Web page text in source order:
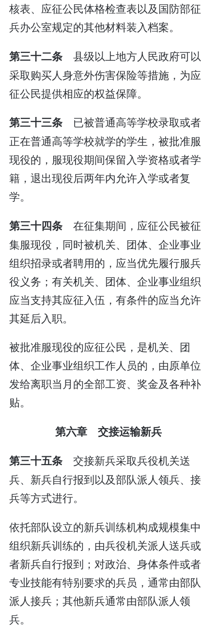
核表、应征公民体格检查表以及国防部征
兵办公室规定的其他材料装入档案。
第三十二条 县级以上地方人民政府可以
采取购买人身意外伤害保险等措施，为应
征公民提供相应的权益保障。
第三十三条 已被普通高等学校录取或者
正在普通高等学校就学的学生，被批准服
现役的，服现役期间保留入学资格或者学
籍，退出现役后两年内允许入学或者复
学。
第三十四条 在征集期间，应征公民被征
集服现役，同时被机关、团体、企业事业
组织招录或者聘用的，应当优先履行服兵
役义务；有关机关、团体、企业事业组织
应当支持其应征入伍，有条件的应当允许
其延后入职。
被批准服现役的应征公民，是机关、团
体、企业事业组织工作人员的，由原单位
发给离职当月的全部工资、奖金及各种补
贴。
第六章 交接运输新兵
第三十五条 交接新兵采取兵役机关送
兵、新兵自行报到以及部队派人领兵、接
兵等方式进行。
依托部队设立的新兵训练机构成规模集中
组织新兵训练的，由兵役机关派人送兵或
者新兵自行报到；对政治、身体条件或者
专业技能有特别要求的兵员，通常由部队
派人接兵；其他新兵通常由部队派人领
兵。